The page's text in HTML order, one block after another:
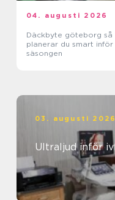
04. augusti 2026
Däckbyte göteborg så
planerar du smart inför
säsongen
03. augusti 2026